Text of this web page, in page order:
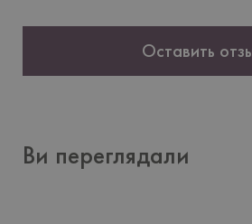
Оставить
Ви переглядали